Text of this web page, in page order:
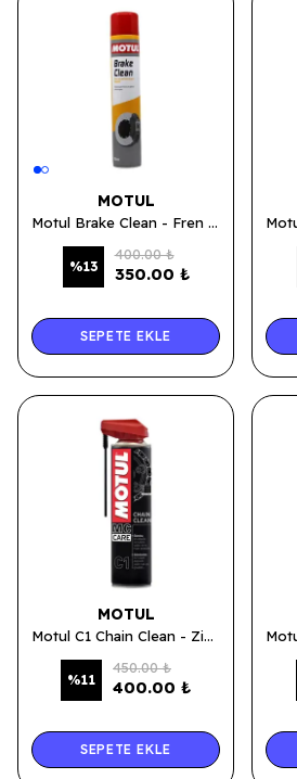
MOTUL
Motul Brake Clean - Fren Balata Spreyi 750 ML.
%13
400.00 ₺
350.00 ₺
SEPETE EKLE
MOTUL
Motul C1 Chain Clean - Zincir Temizleme Sprey 400 ML.
%11
450.00 ₺
400.00 ₺
SEPETE EKLE